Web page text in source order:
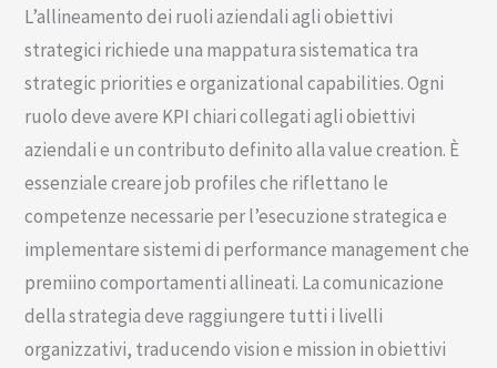
L’allineamento dei ruoli aziendali agli obiettivi
strategici richiede una mappatura sistematica tra
strategic priorities e organizational capabilities. Ogni
ruolo deve avere KPI chiari collegati agli obiettivi
aziendali e un contributo definito alla value creation. È
essenziale creare job profiles che riflettano le
competenze necessarie per l’esecuzione strategica e
implementare sistemi di performance management che
premiino comportamenti allineati. La comunicazione
della strategia deve raggiungere tutti i livelli
organizzativi, traducendo vision e mission in obiettivi